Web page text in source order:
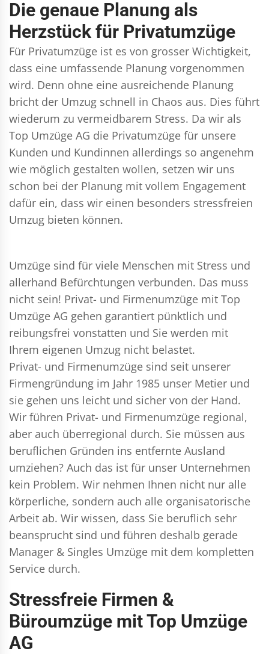
Die genaue Planung als
Herzstück für Privatumzüge
Für Privatumzüge ist es von grosser Wichtigkeit,
dass eine umfassende Planung vorgenommen
wird. Denn ohne eine ausreichende Planung
bricht der Umzug schnell in Chaos aus. Dies führt
wiederum zu vermeidbarem Stress. Da wir als
Top Umzüge AG die Privatumzüge für unsere
Kunden und Kundinnen allerdings so angenehm
wie möglich gestalten wollen, setzen wir uns
schon bei der Planung mit vollem Engagement
dafür ein, dass wir einen besonders stressfreien
Umzug bieten können.
Umzüge sind für viele Menschen mit Stress und
allerhand Befürchtungen verbunden. Das muss
nicht sein! Privat- und Firmenumzüge mit Top
Umzüge AG gehen garantiert pünktlich und
reibungsfrei vonstatten und Sie werden mit
Ihrem eigenen Umzug nicht belastet.
Privat- und Firmenumzüge sind seit unserer
Firmengründung im Jahr 1985 unser Metier und
sie gehen uns leicht und sicher von der Hand.
Wir führen Privat- und Firmenumzüge regional,
aber auch überregional durch. Sie müssen aus
beruflichen Gründen ins entfernte Ausland
umziehen? Auch das ist für unser Unternehmen
kein Problem. Wir nehmen Ihnen nicht nur alle
körperliche, sondern auch alle organisatorische
Arbeit ab. Wir wissen, dass Sie beruflich sehr
beansprucht sind und führen deshalb gerade
Manager & Singles Umzüge mit dem kompletten
Service durch.
Stressfreie Firmen &
Büroumzüge mit Top Umzüge
AG